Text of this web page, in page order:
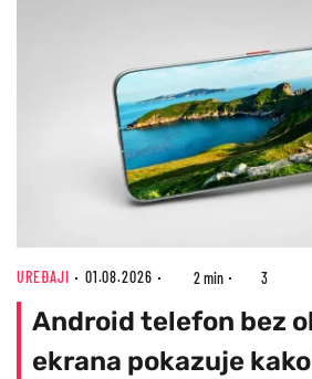
UREĐAJI 01.08.2026 2 min 3
Android telefon bez
ekrana pokazuje